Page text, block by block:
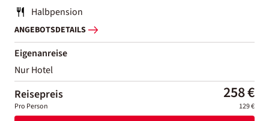
Halbpension
ANGEBOTSDETAILS
Eigenanreise
Nur Hotel
Reisepreis 258 €
Pro Person 129 €